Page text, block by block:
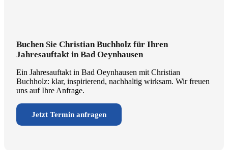
Buchen Sie Christian Buchholz für Ihren
Jahresauftakt in Bad Oeynhausen
Ein Jahresauftakt in Bad Oeynhausen mit Christian
Buchholz: klar, inspirierend, nachhaltig wirksam. Wir freuen
uns auf Ihre Anfrage.
Jetzt Termin anfragen